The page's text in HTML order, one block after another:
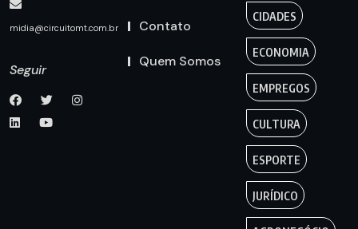
midia@circuitomt.com.br
Seguir
Contato
Quem Somos
CIDADES
ECONOMIA
EMPREGOS
CULTURA
ESPORTE
JURÍDICO